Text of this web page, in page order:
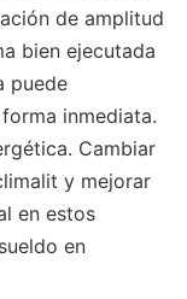
de amplitud
bien ejecutada
puede
inmediata.
Cambiar
y mejorar
en estos
en